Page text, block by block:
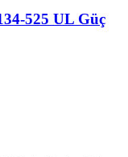
525 UL Güç